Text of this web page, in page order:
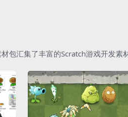
包汇集了丰富的Scratch游戏开发素